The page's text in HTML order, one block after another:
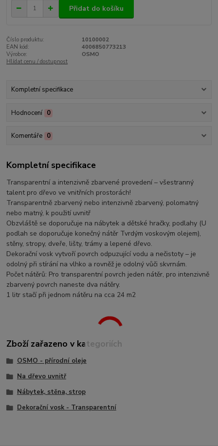
Přidat do košíku
Číslo produktu:
10100002
EAN kód:
4006850773213
Výrobce:
OSMO
Hlídat cenu / dostupnost
Kompletní specifikace
Hodnocení 0
Komentáře 0
Kompletní specifikace
Transparentní a intenzivně zbarvené provedení – všestranný
talent pro dřevo ve vnitřních prostorách!
Transparentně zbarvený nebo intenzivně zbarvený, polomatný
nebo matný, k použití uvnitř
Obzvláště se doporučuje na nábytek a dětské hračky, podlahy (U
podlah se doporučuje konečný nátěr Tvrdým voskovým olejem),
stěny, stropy, dveře, lišty, trámy a lepené dřevo.
Dekorační vosk vytvoří povrch odpuzující vodu a nečistoty – je
odolný při stírání na vlhko a rovněž je odolný vůči skvrnám.
Počet nátěrů: Pro transparentní povrch jeden nátěr, pro intenzivně
zbarvený povrch naneste dva nátěry.
1 litr stačí při jednom nátěru na cca 24 m2
Zboží zařazeno v kategoriích
OSMO - přírodní oleje
Na dřevo uvnitř
Nábytek, stěna, strop
Dekorační vosk - Transparentní